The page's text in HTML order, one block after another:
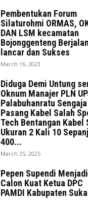
Pembentukan Forum
Silaturohmi ORMAS,
DAN LSM kecamatan
Bojonggenteng Berjalan
lancar dan Sukses
March 16, 2023
Diduga Demi Untung
Oknum Manajer PLN
Palabuhanratu Sengaja
Pasang Kabel Salah
Tech Bentangan Kabel
Ukuran 2 Kali 10
400...
March 25, 2025
Pepen Supendi Menjadi
Calon Kuat Ketua DPC
PAMDI Kabupaten